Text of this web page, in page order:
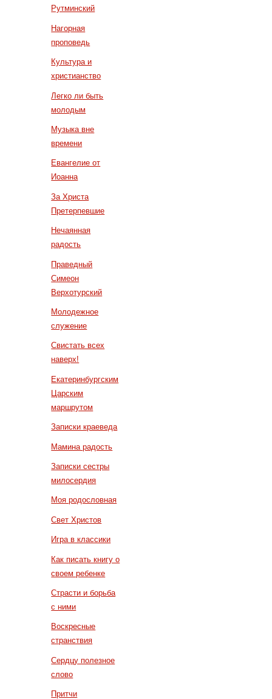
Рутминский
Нагорная
проповедь
Культура и
христианство
Легко ли быть
молодым
Музыка вне
времени
Евангелие от
Иоанна
За Христа
Претерпевшие
Нечаянная
радость
Праведный
Симеон
Верхотурский
Молодежное
служение
Свистать всех
наверх!
Екатеринбургским
Царским
маршрутом
Записки краеведа
Мамина радость
Записки сестры
милосердия
Моя родословная
Свет Христов
Игра в классики
Как писать книгу о
своем ребенке
Страсти и борьба
с ними
Воскресные
странствия
Сердцу полезное
слово
Притчи